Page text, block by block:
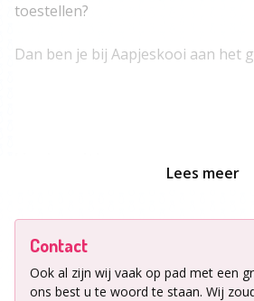
toestellen?
Dan ben je bij Aapjeskooi aan het
We organiseren sportieve
Rotterdam en Utrecht.
Ontvang informatie
Lees meer
Contact
Ook al zijn wij vaak op pad met een
ons best u te woord te staan. Wij